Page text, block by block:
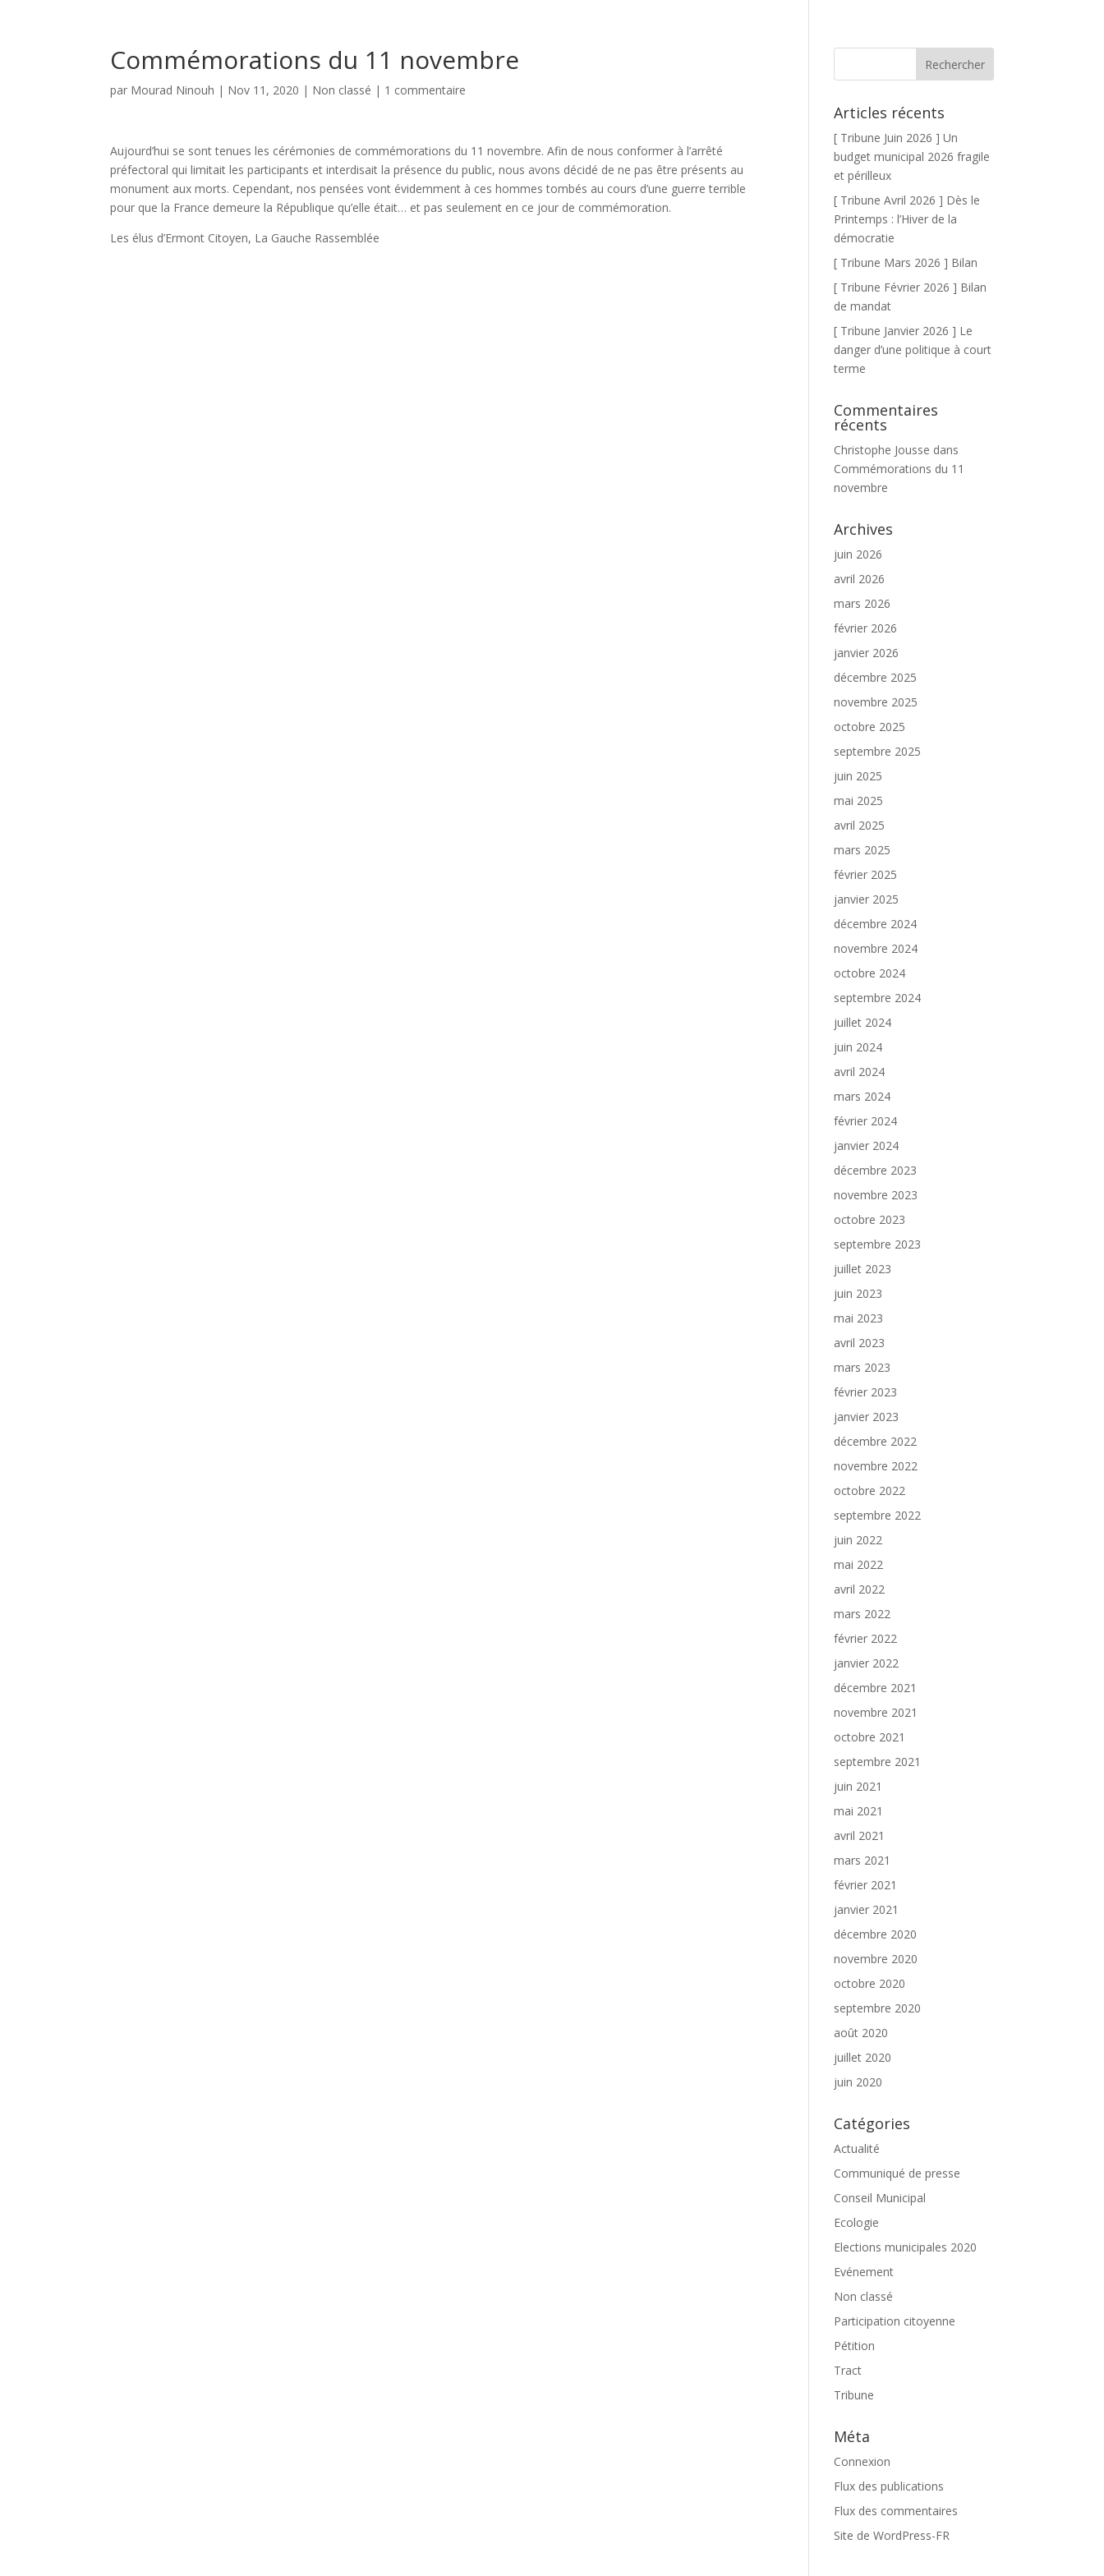
Commémorations du 11 novembre
par Mourad Ninouh | Nov 11, 2020 | Non classé | 1 commentaire
Aujourd’hui se sont tenues les cérémonies de commémorations du 11 novembre. Afin de nous conformer à l’arrêté
préfectoral qui limitait les participants et interdisait la présence du public, nous avons décidé de ne pas être présents au
monument aux morts. Cependant, nos pensées vont évidemment à ces hommes tombés au cours d’une guerre terrible
pour que la France demeure la République qu’elle était… et pas seulement en ce jour de commémoration.
Les élus d’Ermont Citoyen, La Gauche Rassemblée
Articles récents
[ Tribune Juin 2026 ] Un
budget municipal 2026 fragile
et périlleux
[ Tribune Avril 2026 ] Dès le
Printemps : l’Hiver de la
démocratie
[ Tribune Mars 2026 ] Bilan
[ Tribune Février 2026 ] Bilan
de mandat
[ Tribune Janvier 2026 ] Le
danger d’une politique à court
terme
Commentaires
récents
Christophe Jousse dans
Commémorations du 11
novembre
Archives
juin 2026
avril 2026
mars 2026
février 2026
janvier 2026
décembre 2025
novembre 2025
octobre 2025
septembre 2025
juin 2025
mai 2025
avril 2025
mars 2025
février 2025
janvier 2025
décembre 2024
novembre 2024
octobre 2024
septembre 2024
juillet 2024
juin 2024
avril 2024
mars 2024
février 2024
janvier 2024
décembre 2023
novembre 2023
octobre 2023
septembre 2023
juillet 2023
juin 2023
mai 2023
avril 2023
mars 2023
février 2023
janvier 2023
décembre 2022
novembre 2022
octobre 2022
septembre 2022
juin 2022
mai 2022
avril 2022
mars 2022
février 2022
janvier 2022
décembre 2021
novembre 2021
octobre 2021
septembre 2021
juin 2021
mai 2021
avril 2021
mars 2021
février 2021
janvier 2021
décembre 2020
novembre 2020
octobre 2020
septembre 2020
août 2020
juillet 2020
juin 2020
Catégories
Actualité
Communiqué de presse
Conseil Municipal
Ecologie
Elections municipales 2020
Evénement
Non classé
Participation citoyenne
Pétition
Tract
Tribune
Méta
Connexion
Flux des publications
Flux des commentaires
Site de WordPress-FR